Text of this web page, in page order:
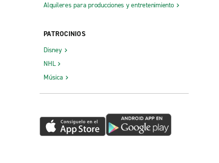
Alquileres para producciones y entretenimiento
PATROCINIOS
Disney
NHL
Música